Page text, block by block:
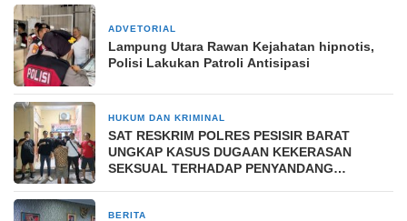
ADVETORIAL
Lampung Utara Rawan Kejahatan hipnotis,
Polisi Lakukan Patroli Antisipasi
HUKUM DAN KRIMINAL
SAT RESKRIM POLRES PESISIR BARAT
UNGKAP KASUS DUGAAN KEKERASAN
SEKSUAL TERHADAP PENYANDANG
BERITA